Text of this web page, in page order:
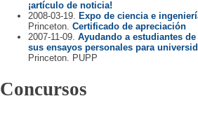
¡artículo de noticia!
2008-03-19. Expo de ciencia e
Princeton. Certificado de apreciación
2007-11-09. Ayudando a estudiantes
sus ensayos personales para
Princeton. PUPP
Concursos